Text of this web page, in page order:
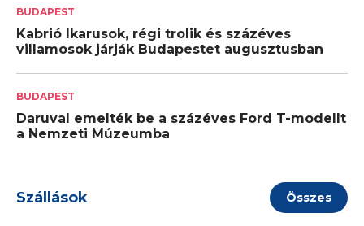
BUDAPEST
Kabrió Ikarusok, régi trolik és százéves
villamosok járják Budapestet augusztusban
BUDAPEST
Daruval emelték be a százéves Ford T-modellt
a Nemzeti Múzeumba
Szállások Összes